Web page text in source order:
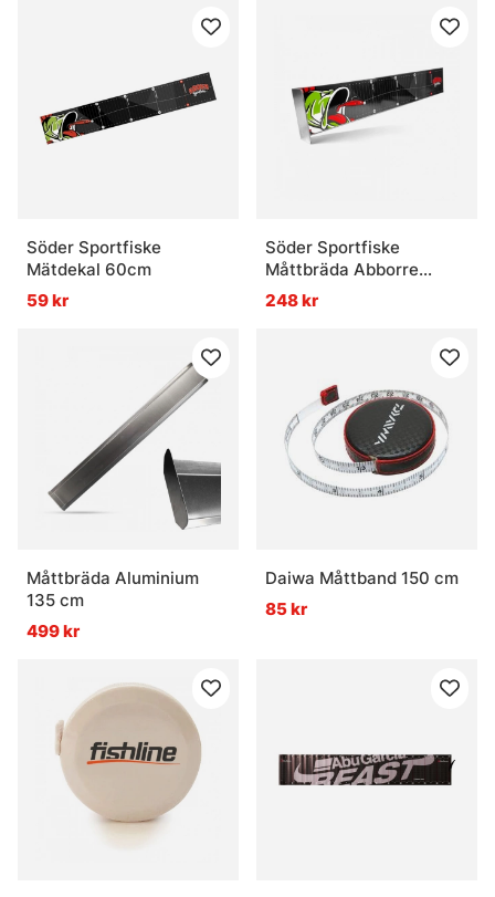
Söder Sportfiske
Mätdekal 60cm
59 kr
Söder Sportfiske
Måttbräda Abborre
60cm
248 kr
Måttbräda Aluminium
135 cm
499 kr
Daiwa Måttband 150 cm
85 kr